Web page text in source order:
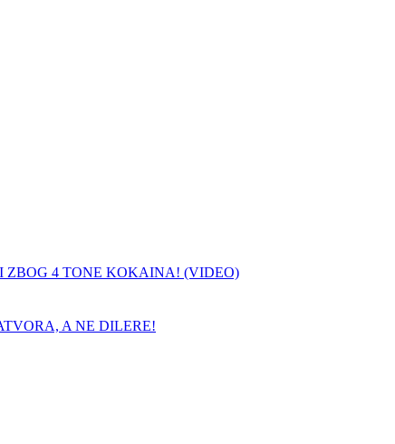
ZBOG 4 TONE KOKAINA! (VIDEO)
A NE DILERE!